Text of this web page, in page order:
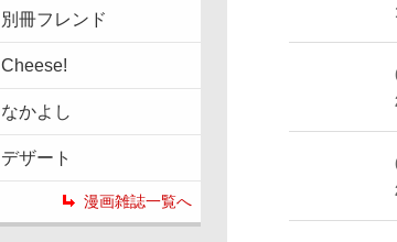
別冊フレンド
Cheese!
なかよし
デザート
漫画雑誌一覧へ